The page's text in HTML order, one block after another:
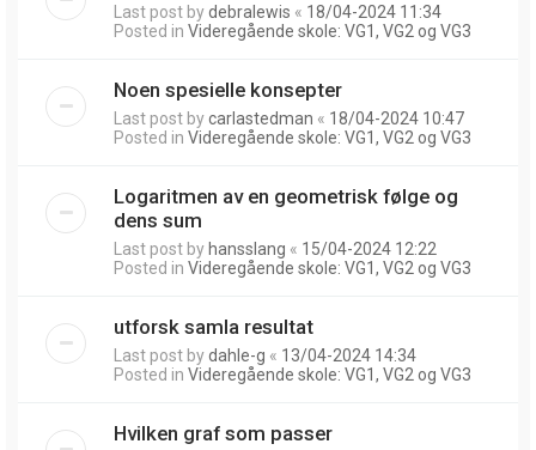
Last post bydebralewis « 18/04-2024 11:34
Posted in Videregående skole: VG1, VG2 og VG3
Noen spesielle konsepter
Last post bycarlastedman « 18/04-2024 10:47
Posted in Videregående skole: VG1, VG2 og VG3
Logaritmen av en geometrisk følge og
dens sum
Last post by hansslang « 15/04-2024 12:22
Posted in Videregående skole: VG1, VG2 og VG3
utforsk samla resultat
Last post bydahle-g « 13/04-2024 14:34
Posted in Videregående skole: VG1, VG2 og VG3
Hvilken graf som passer